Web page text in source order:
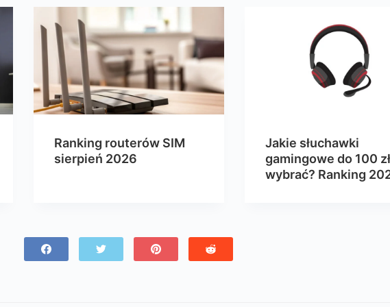
Ranking routerów SIM
sierpień 2026
Jakie słuchawki
gamingowe do 100 zł
wybrać? Ranking